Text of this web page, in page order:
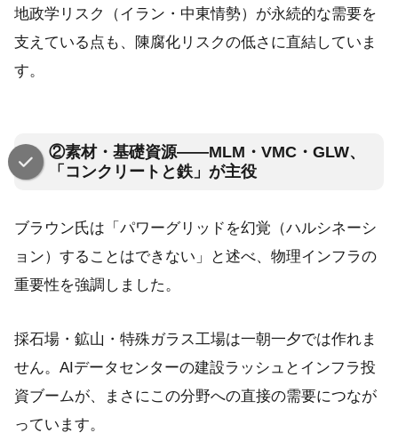
地政学リスク（イラン・中東情勢）が永続的な需要を
支えている点も、陳腐化リスクの低さに直結していま
す。
②素材・基礎資源——MLM・VMC・GLW、
「コンクリートと鉄」が主役
ブラウン氏は「パワーグリッドを幻覚（ハルシネーシ
ョン）することはできない」と述べ、物理インフラの
重要性を強調しました。
採石場・鉱山・特殊ガラス工場は一朝一夕では作れま
せん。AIデータセンターの建設ラッシュとインフラ投
資ブームが、まさにこの分野への直接の需要につなが
っています。